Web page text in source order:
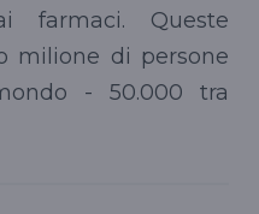
farmaci. Queste
milione di persone
- 50.000 tra